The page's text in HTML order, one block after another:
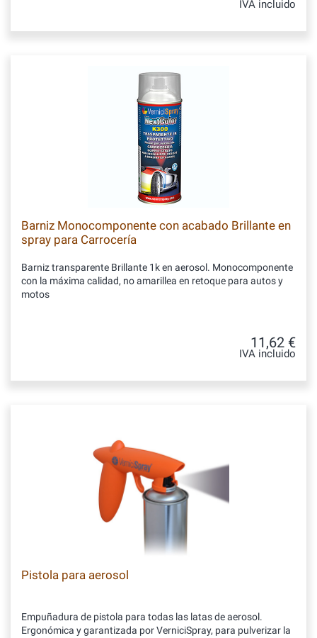
IVA incluido
Barniz Monocomponente con acabado Brillante en
spray para Carrocería
Barniz transparente Brillante 1k en aerosol. Monocomponente
con la máxima calidad, no amarillea en retoque para autos y
motos
11,62 €
IVA incluido
Pistola para aerosol
Empuñadura de pistola para todas las latas de aerosol.
Ergonómica y garantizada por VerniciSpray, para pulverizar la